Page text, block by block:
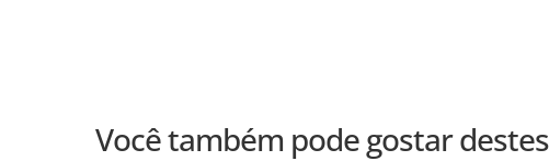
Você também pode gostar